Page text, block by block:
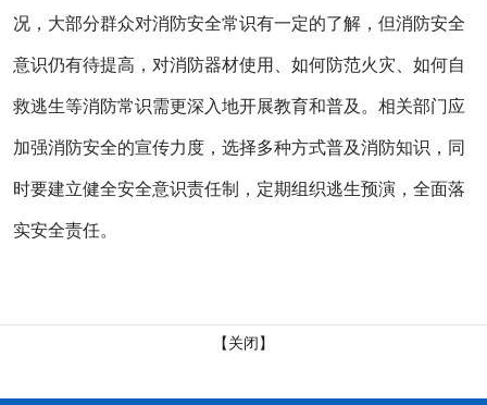
况 ， 大部分群众对消防安全常识有一定的了解 ，但消防安全
意识仍有待提高 ， 对消防器材使用、如何防范火灾、如何自
救逃生等消防常识需更深入地开展教育和普及。相关部门应
加强消防安全的宣传力度 ，选择多种方式普及消防知识 ， 同
时要建立健全安全意识责任制，定期组织逃生预演，全面落
实安全责任。
【关闭】